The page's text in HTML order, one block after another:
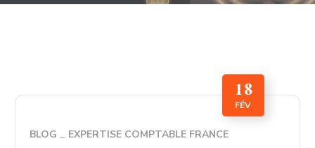
18
FÉV
BLOG EXPERTISE COMPTABLE FRANCE